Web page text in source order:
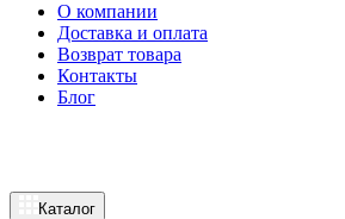
О компании
Доставка и оплата
Возврат товара
Контакты
Блог
Каталог